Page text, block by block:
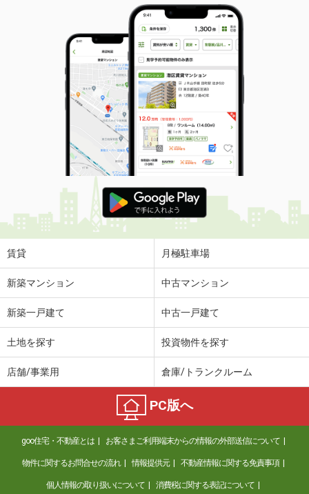
賃貸 月極駐車場
新築マンション 中古マンション
新築一戸建て 中古一戸建て
土地を探す 投資物件を探す
店舗/事業用 倉庫/トランクルーム
PC版へ
goo住宅・不動産とは お客さまご利用端末からの情報の外部送信について
物件に関するお問合せの流れ 情報提供元 不動産情報に関する免責事項
個人情報の取り扱いについて 消費税に関する表記について